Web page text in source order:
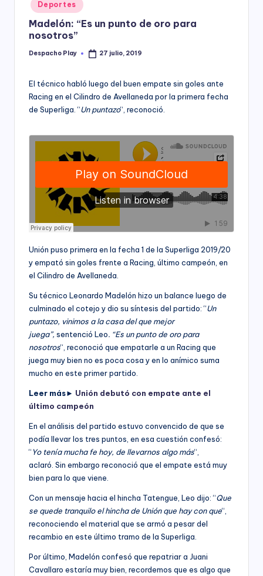
y
in
Deportes
Madelón: “Es un punto de oro para
nosotros”
Posted
Despacho Play 27 julio, 2019
El técnico habló luego del buen empate sin goles ante
Racing en el Cilindro de Avellaneda por la primera fecha
de Superliga. “Un puntazo“, reconoció.
Unión puso primera en la fecha 1 de la Superliga 2019/20
y empató sin goles frente a Racing, último campeón, en
el Cilindro de Avellaneda.
Su técnico Leonardo Madelón hizo un balance luego de
culminado el cotejo y dio su síntesis del partido: “Un
puntazo, vinimos a la casa del que mejor
juega”, sentenció Leo. “Es un punto de oro para
nosotros“, reconoció que empatarle a un Racing que
juega muy bien no es poca cosa y en lo anímico suma
mucho en este primer partido.
Leer más► Unión debutó con empate ante el
último campeón
En el análisis del partido estuvo convencido de que se
podía llevar los tres puntos, en esa cuestión confesó:
“Yo tenía mucha fe hoy, de llevarnos algo más“,
aclaró. Sin embargo reconoció que el empate está muy
bien para lo que viene.
Con un mensaje hacia el hincha Tatengue, Leo dijo: “Que
se quede tranquilo el hincha de Unión que hay con que“,
reconociendo el material que se armó a pesar del
recambio en este último tramo de la Superliga.
Por último, Madelón confesó que repatriar a Juani
Cavallaro estaría muy bien, recordemos que es algo que